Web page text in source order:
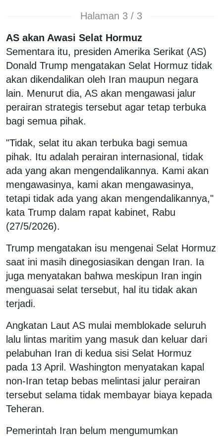
Halaman 3 / 3
AS akan Awasi Selat Hormuz
Sementara itu, presiden Amerika Serikat (AS)
Donald Trump mengatakan Selat Hormuz tidak
akan dikendalikan oleh Iran maupun negara
lain. Menurut dia, AS akan mengawasi jalur
perairan strategis tersebut agar tetap terbuka
bagi semua pihak.
"Tidak, selat itu akan terbuka bagi semua
pihak. Itu adalah perairan internasional, tidak
ada yang akan mengendalikannya. Kami akan
mengawasinya, kami akan mengawasinya,
tetapi tidak ada yang akan mengendalikannya,"
kata Trump dalam rapat kabinet, Rabu
(27/5/2026).
Trump mengatakan isu mengenai Selat Hormuz
saat ini masih dinegosiasikan dengan Iran. Ia
juga menyatakan bahwa meskipun Iran ingin
menguasai selat tersebut, hal itu tidak akan
terjadi.
Angkatan Laut AS mulai memblokade seluruh
lalu lintas maritim yang masuk dan keluar dari
pelabuhan Iran di kedua sisi Selat Hormuz
pada 13 April. Washington menyatakan kapal
non-Iran tetap bebas melintasi jalur perairan
tersebut selama tidak membayar biaya kepada
Teheran.
Pemerintah Iran belum mengumumkan